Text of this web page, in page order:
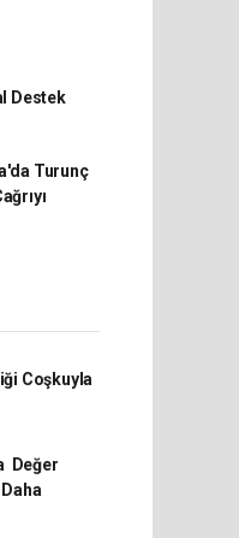
Destek
Turunç
Coşkuyla
Değer
Daha